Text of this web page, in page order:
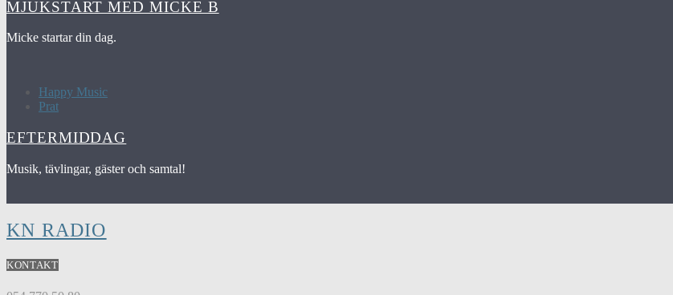
MJUKSTART MED MICKE B
Micke startar din dag.
Happy Music
Prat
EFTERMIDDAG
Musik, tävlingar, gäster och samtal!
KN RADIO
KONTAKT